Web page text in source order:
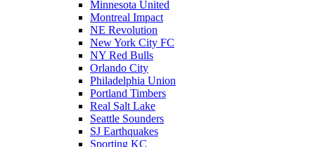
Minnesota United
Montreal Impact
NE Revolution
New York City FC
NY Red Bulls
Orlando City
Philadelphia Union
Portland Timbers
Real Salt Lake
Seattle Sounders
SJ Earthquakes
Sporting KC